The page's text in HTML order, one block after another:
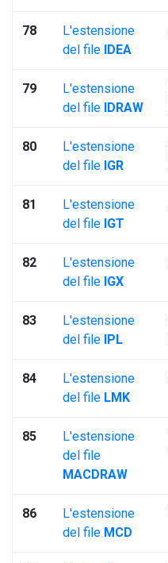
78
L'estensione
del file IDEA
79
L'estensione
del file IDRAW
80
L'estensione
del file IGR
81
L'estensione
del file IGT
82
L'estensione
del file IGX
83
L'estensione
del file IPL
84
L'estensione
del file LMK
85
L'estensione
del file
MACDRAW
86
L'estensione
del file MCD